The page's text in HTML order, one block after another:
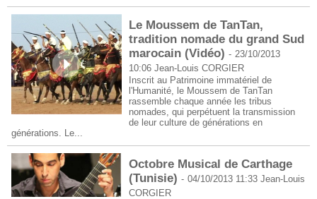
Le Moussem de TanTan,
tradition nomade du grand Sud
marocain (Vidéo) - 23/10/2013
10:06Jean-Louis CORGIER
Inscrit au Patrimoine immatériel de
l'Humanité, le Moussem de TanTan
rassemble chaque année les tribus
nomades, qui perpétuent la transmission
de leur culture de générations en
générations. Le...
Octobre Musical de Carthage
(Tunisie) - 04/10/2013 11:33Jean-Louis
CORGIER